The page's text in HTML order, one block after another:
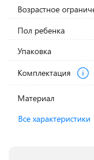
Возрастное
Пол ребенка
Упаковка
Комплектация
Материал
Все характеристики